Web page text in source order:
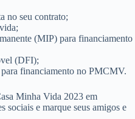
no seu contrato;
(MIP) para financiamento
(DFI);
financiamento no PMCMV.
Minha Vida 2023 em
sociais e marque seus amigos e